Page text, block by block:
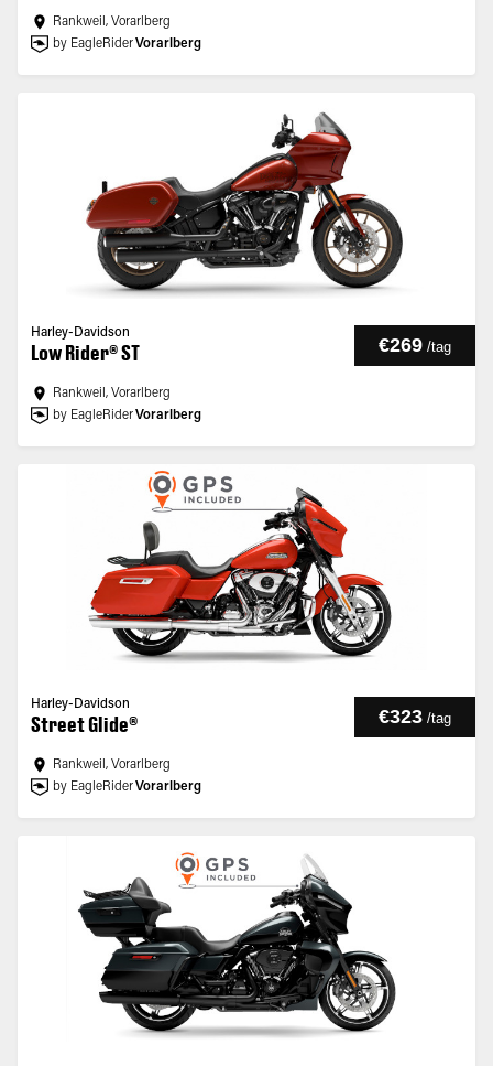
Rankweil, Vorarlberg
by EagleRiderVorarlberg
Harley-Davidson
Low Rider® ST €269 /tag
Rankweil, Vorarlberg
by EagleRiderVorarlberg
Harley-Davidson
Street Glide® €323 /tag
Rankweil, Vorarlberg
by EagleRiderVorarlberg